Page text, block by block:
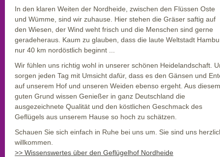
In den klaren Weiten der Nordheide, zwischen den Flüssen Oste
und Wümme, sind wir zuhause. Hier stehen die Gräser saftig auf
den Wiesen, der Wind weht frisch und die Menschen sind gerne
geradeheraus. Kaum zu glauben, dass die laute Weltstadt
nur 40 km nordöstlich beginnt ...
Wir fühlen uns richtig wohl in unserer schönen Heidelandschaft.
sorgen jeden Tag mit Umsicht dafür, dass es den Gänsen und
auf unserem Hof und unseren Weiden ebenso ergeht. Aus diesem
guten Grund wissen Genießer in ganz Deutschland die
ausgezeichnete Qualität und den köstlichen Geschmack des
Geflügels aus unserem Hause so hoch zu schätzen.
Schauen Sie sich einfach in Ruhe bei uns um. Sie sind uns
willkommen.
>> Wissenswertes über den Geflügelhof Nordheide